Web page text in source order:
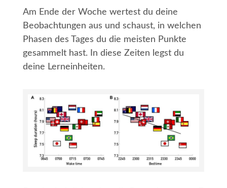
Am Ende der Woche wertest du deine
Beobachtungen aus und schaust, in welchen
Phasen des Tages du die meisten Punkte
gesammelt hast. In diese Zeiten legst du
deine Lerneinheiten.